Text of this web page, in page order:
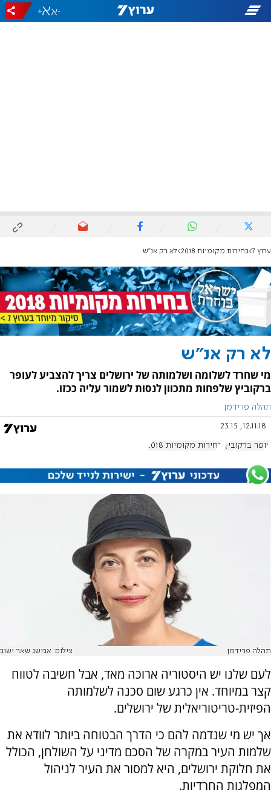
-
+
ערוץ 7 בחירות מקומיות 2018 לא רק אנ"ש
לא רק אנ"ש
מי שחרד לשלומה ושלמותה של ירושלים צריך להצביע לעופר
ברקוביץ שלפחות מתכוון לנסות לשמור עליה ככזו.
תהלה פרידמן
12.11.18, 23:15
עופר ברקוביץ' בחירות מקומיות 2018
תהלה פרידמן צילום: אבישג שאר ישוב
לעם שלנו יש היסטוריה ארוכה מאד, אבל חשיבה לטווח
קצר במיוחד. אין כרגע שום סכנה לשלמותה
הפיזית-טריטוריאלית של ירושלים.
אך יש מי שנדמה להם כי הדרך הבטוחה ביותר לוודא את
שלמות העיר במקרה של הסכם מדיני על השולחן, הכולל
את חלוקת ירושלים, היא למסור את העיר לניהול
המפלגות החרדיות.